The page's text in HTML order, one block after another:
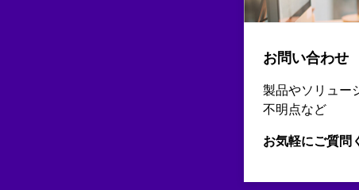
お問い合わせ
製品やソリュー
不明点など
お気軽にご質問